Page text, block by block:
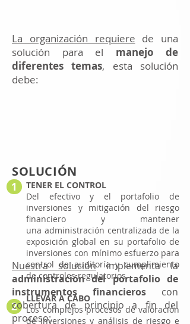
La organización requiere de una
solución para el manejo de
diferentes temas, esta solución
debe:
1
2
TENER EL CONTROL
Del efectivo y el portafolio de
inversiones y mitigación del riesgo
financiero y mantener
una administración centralizada de la
exposición global en su portafolio de
inversiones con mínimo esfuerzo para
control de auditoría y cumplimiento
de controles regulatorios
LLEVAR A CABO
Los complejos procesos de valoración
de inversiones y análisis de riesgo e
SOLUCIÓN
Nuestra soluciónimplementa la
administración del portafolio de
instrumentos financieros con
cobertura de principio a fin del
proceso: